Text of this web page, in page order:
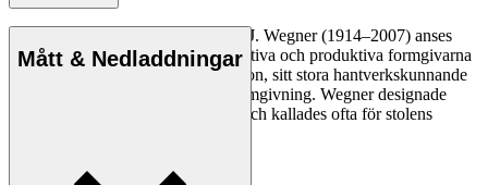
Den danske möbeldesignern Hans J. Wegner (1914–2007) anses
vara en av de mest kreativa, innovativa och produktiva formgivarna
genom tiderna, känd för sin precision, sitt stora hantverkskunnande
och sin kompromisslösa syn på formgivning. Wegner designade
nästan 500 stolar under sin livstid och kallades ofta för stolens
Läs mer om Hans J. Wegner
Mått & Nedladdningar